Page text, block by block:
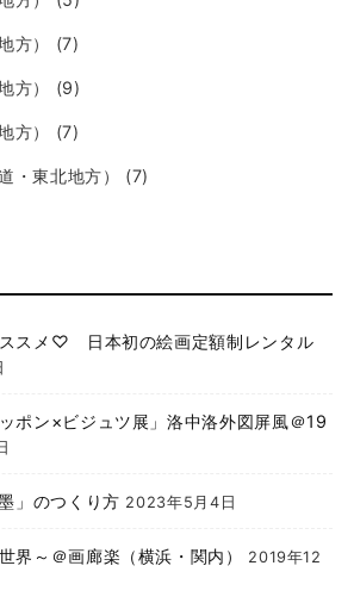
方） (7)
方） (9)
方） (7)
・東北地方） (7)
スメ♡ 日本初の絵画定額制レンタル
ポン×ビジュツ展」洛中洛外図屏風＠19
」のつくり方 2023年5月4日
界～＠画廊楽（横浜・関内）
2019年12